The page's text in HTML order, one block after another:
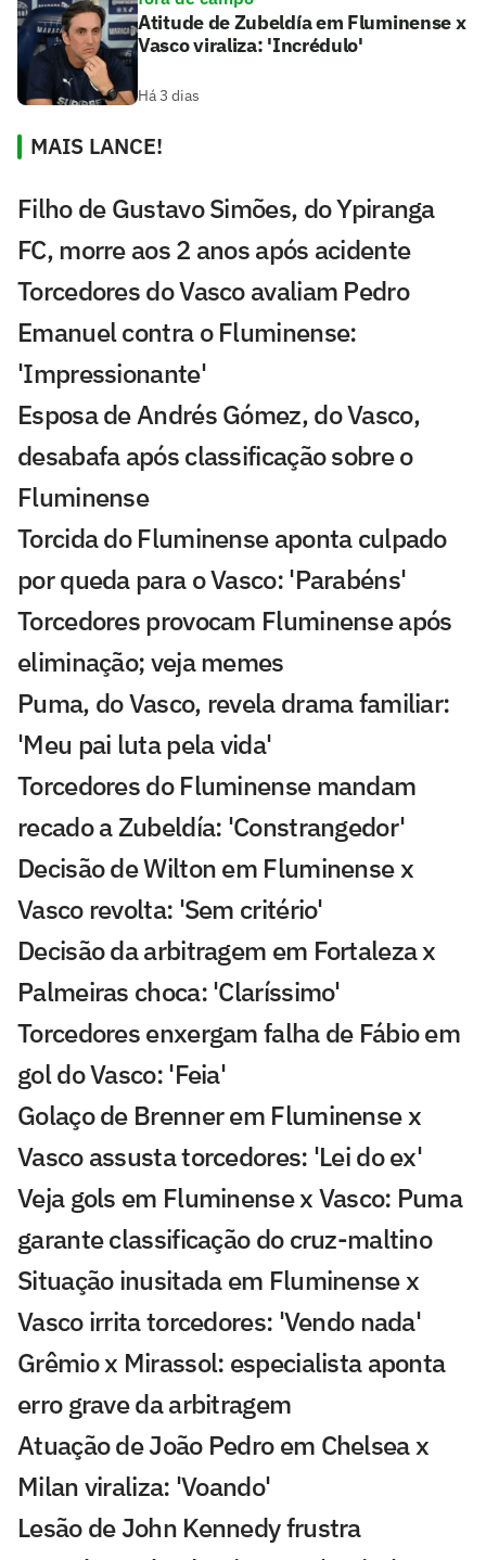
Atitude de Zubeldía em Fluminense x
Vasco viraliza: 'Incrédulo'
Há 3 dias
MAIS LANCE!
Filho de Gustavo Simões, do Ypiranga
FC, morre aos 2 anos após acidente
Torcedores do Vasco avaliam Pedro
Emanuel contra o Fluminense:
'Impressionante'
Esposa de Andrés Gómez, do Vasco,
desabafa após classificação sobre o
Fluminense
Torcida do Fluminense aponta culpado
por queda para o Vasco: 'Parabéns'
Torcedores provocam Fluminense após
eliminação; veja memes
Puma, do Vasco, revela drama familiar:
'Meu pai luta pela vida'
Torcedores do Fluminense mandam
recado a Zubeldía: 'Constrangedor'
Decisão de Wilton em Fluminense x
Vasco revolta: 'Sem critério'
Decisão da arbitragem em Fortaleza x
Palmeiras choca: 'Claríssimo'
Torcedores enxergam falha de Fábio em
gol do Vasco: 'Feia'
Golaço de Brenner em Fluminense x
Vasco assusta torcedores: 'Lei do ex'
Veja gols em Fluminense x Vasco: Puma
garante classificação do cruz-maltino
Situação inusitada em Fluminense x
Vasco irrita torcedores: 'Vendo nada'
Grêmio x Mirassol: especialista aponta
erro grave da arbitragem
Atuação de João Pedro em Chelsea x
Milan viraliza: 'Voando'
Lesão de John Kennedy frustra